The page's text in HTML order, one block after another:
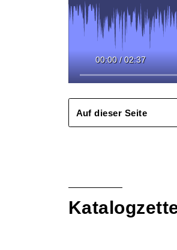
00:00 / 02:37
Auf dieser Seite